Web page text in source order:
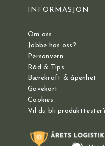
INFORMASJON
Om oss
Jobbe hos oss?
Personvern
Råd & Tips
Bærekraft & åpenhet
Gavekort
Cookies
Vil du bli produkttester?